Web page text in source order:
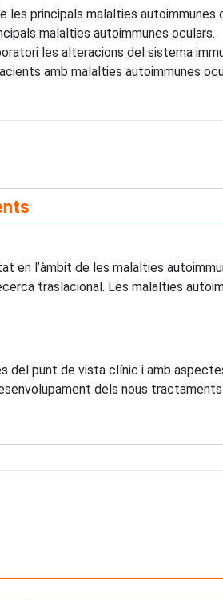
principals malalties autoimmunes
malalties autoimmunes oculars.
les alteracions del sistema
amb malalties autoimmunes
en l’àmbit de les malalties
traslacional. Les malalties
del punt de vista clínic i amb
dels nous